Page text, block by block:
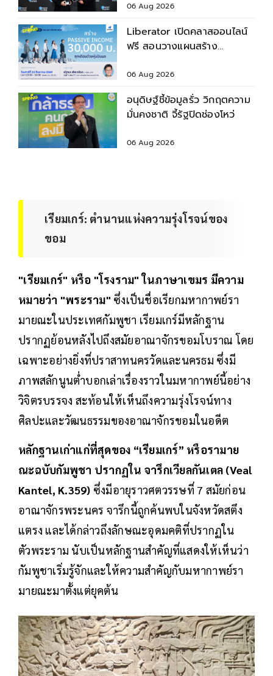
06 Aug 2026
Liberator เปิดคลาสออนไลน์
ฟรี สอนวางแผนสร้าง
06 Aug 2026
อนุดิษฐ์ชี้ข้อมูลรั่ว วิกฤตความ
มั่นคงชาติ จี้รัฐปิดช่องโหว่
06 Aug 2026
เรียมเกร์: ตำนานแห่งความรุ่งโรจน์ของ
ขอม
"เรียมเกร์" หรือ "โรงราม" ในภาษาเขมร มีความ
หมายว่า "พระราม" ซึ่งเป็นชื่อเรียกมหากาพย์รา
มายณะในประเทศกัมพูชา เรียมเกร์มีหลักฐาน
ปรากฏย้อนหลังไปถึงสมัยอาณาจักรขอมโบราณ โดย
เฉพาะอย่างยิ่งที่ปราสาทนครวัดและนครธม ซึ่งมี
ภาพสลักนูนต่ำบอกเล่าเรื่องราวในมหากาพย์นี้อย่าง
วิจิตรบรรจง สะท้อนให้เห็นถึงความรุ่งโรจน์ทาง
ศิลปะและวัฒนธรรมของอาณาจักรขอมในอดีต
หลักฐานเก่าแก่ที่สุดของ “เรียมเกร์” หรือรามาย
ณะฉบับกัมพูชา ปรากฏใน จารึกเวียลกันเตล (Veal
Kantel, K.359) ซึ่งมีอายุราวศตวรรษที่ 7 สมัยก่อน
อาณาจักรพระนคร จารึกนี้ถูกค้นพบในจังหวัดสตึง
แตรง และได้กล่าวถึงลักษณะอุดมคติที่ปรากฏใน
ตัวพระราม นับเป็นหลักฐานสำคัญที่แสดงให้เห็นว่า
กัมพูชาเริ่มรู้จักและให้ความสำคัญกับมหากาพย์รา
มายณะมาตั้งแต่ยุคต้น